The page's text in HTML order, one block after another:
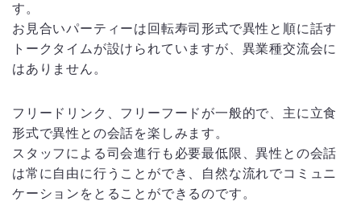
す。
お見合いパーティーは回転寿司形式で異性と順に話す
トークタイムが設けられていますが、異業種交流会に
はありません。
フリードリンク、フリーフードが一般的で、主に立食
形式で異性との会話を楽しみます。
スタッフによる司会進行も必要最低限、異性との会話
は常に自由に行うことができ、自然な流れでコミュニ
ケーションをとることができるのです。